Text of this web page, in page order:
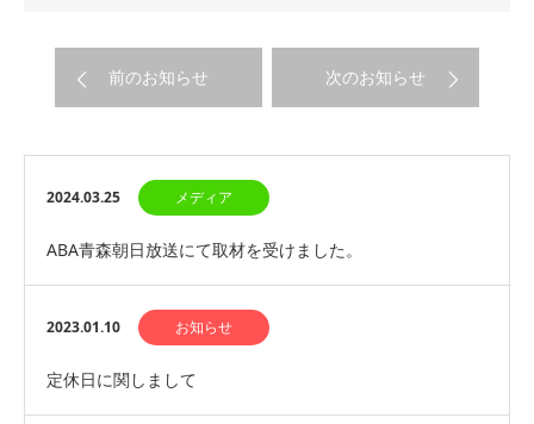
前のお知らせ 次のお知らせ
2024.03.25 メディア
ABA青森朝日放送にて取材を受けました。
2023.01.10 お知らせ
定休日に関しまして